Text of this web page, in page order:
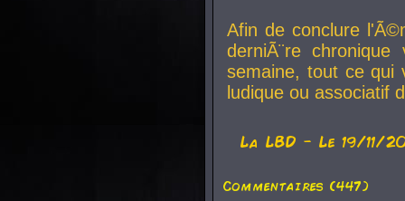
Afin de conclure
derniÃ¨re
semaine, tout ce qui
ludique ou associatif
La LBD - Le 19/11/
Commentaires (447)